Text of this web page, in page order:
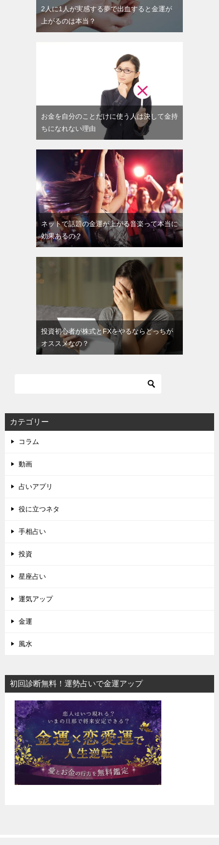
2人に1人が実感する夢で出血すると金運が
上がるのは本当？
お金を自分のことだけに使う人は決して金持
ちになれない理由
ネットで話題の金運が上がる音楽って本当に
効果あるの？
投資初心者が株式とFXをやるならどっちが
オススメなの？
カテゴリー
コラム
動画
占いアプリ
役に立つネタ
手相占い
投資
星座占い
運気アップ
金運
風水
初回診断無料！運勢占いで金運アップ